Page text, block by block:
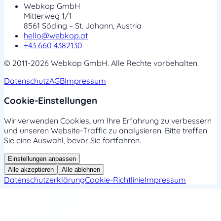
Webkop GmbH
Mitterweg 1/1
8561 Söding – St. Johann, Austria
hello@webkop.at
+43 660 4382130
© 2011-2026 Webkop GmbH. Alle Rechte vorbehalten.
DatenschutzAGBImpressum
Cookie-Einstellungen
Wir verwenden Cookies, um Ihre Erfahrung zu verbessern
und unseren Website-Traffic zu analysieren. Bitte treffen
Sie eine Auswahl, bevor Sie fortfahren.
Einstellungen anpassen
Alle akzeptieren
Alle ablehnen
DatenschutzerklärungCookie-RichtlinieImpressum